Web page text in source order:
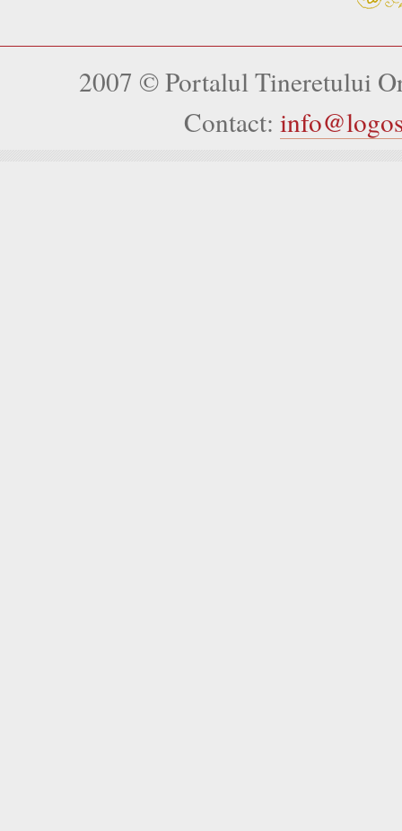
2007 © Portalul Tineretului
Contact: